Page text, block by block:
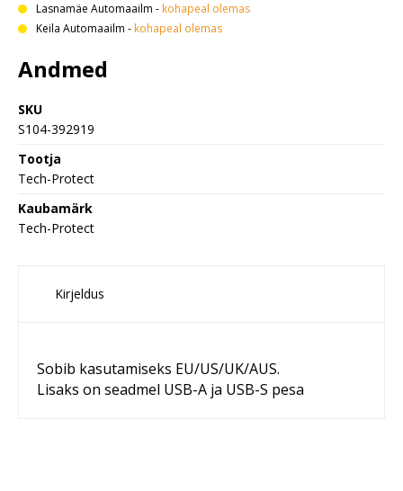
Lasnamäe Automaailm - kohapeal olemas
Keila Automaailm - kohapeal olemas
Andmed
SKU
S104-392919
Tootja
Tech-Protect
Kaubamärk
Tech-Protect
Kirjeldus
Sobib kasutamiseks EU/US/UK/AUS.
Lisaks on seadmel USB-A ja USB-S pesa